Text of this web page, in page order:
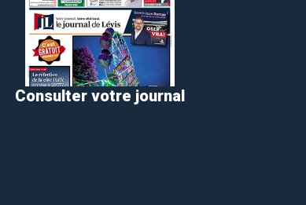
Consulter votre journal